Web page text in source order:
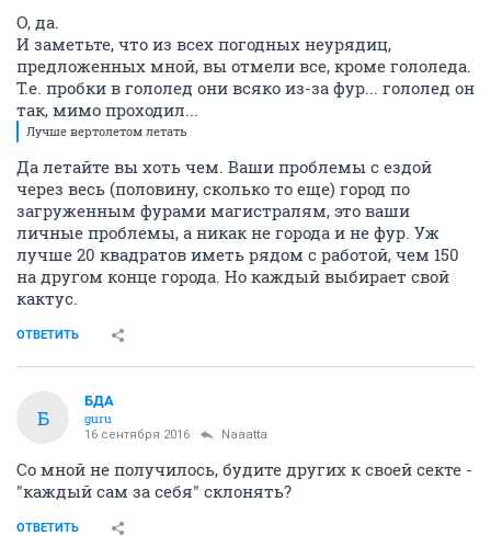
О, да.
И заметьте, что из всех погодных неурядиц,
предложенных мной, вы отмели все, кроме гололеда.
Т.е. пробки в гололед они всяко из-за фур... гололед он
так, мимо проходил...
Лучше вертолетом летать
Да летайте вы хоть чем. Ваши проблемы с ездой
через весь (половину, сколько то еще) город по
загруженным фурами магистралям, это ваши
личные проблемы, а никак не города и не фур. Уж
лучше 20 квадратов иметь рядом с работой, чем 150
на другом конце города. Но каждый выбирает свой
кактус.
ОТВЕТИТЬ
Б
БДА
guru
16 сентября 2016 Naaatta
Со мной не получилось, будите других к своей секте -
"каждый сам за себя" склонять?
ОТВЕТИТЬ